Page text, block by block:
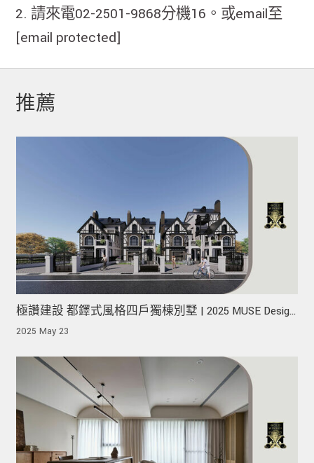
2. 請來電02-2501-9868分機16。或email至
[email protected]
推薦
極讚建設 都鐸式風格四戶獨棟別墅 | 2025 MUSE Design
Awards 榮獲金獎！
2025 May 23